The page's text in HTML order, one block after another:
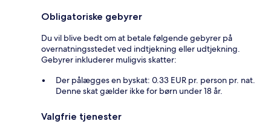
Obligatoriske gebyrer
Du vil blive bedt om at betale følgende gebyrer på
overnatningsstedet ved indtjekning eller udtjekning.
Gebyrer inkluderer muligvis skatter:
Der pålægges en byskat: 0.33 EUR pr. person pr. nat.
Denne skat gælder ikke for børn under 18 år.
Valgfrie tjenester